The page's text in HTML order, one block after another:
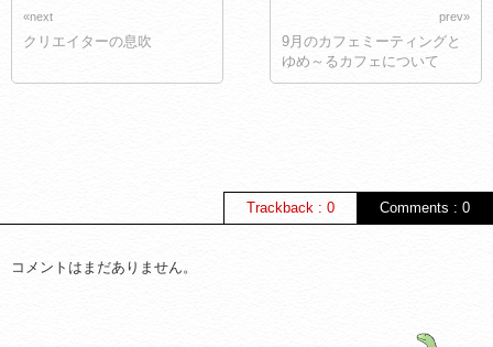
«next
クリエイターの息吹
prev»
9月のカフェミーティングと
ゆめ～るカフェについて
Comments : 0
Trackback : 0
コメントはまだありません。